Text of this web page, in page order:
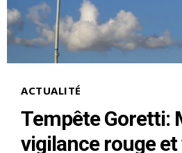
ACTUALITÉ
Tempête Goretti:
vigilance rouge